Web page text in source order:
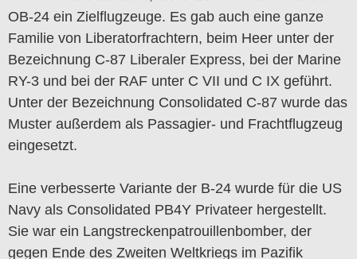
OB-24 ein Zielflugzeuge. Es gab auch eine ganze
Familie von Liberatorfrachtern, beim Heer unter der
Bezeichnung C-87 Liberaler Express, bei der Marine
RY-3 und bei der RAF unter C VII und C IX geführt.
Unter der Bezeichnung Consolidated C-87 wurde das
Muster außerdem als Passagier- und Frachtflugzeug
eingesetzt.
Eine verbesserte Variante der B-24 wurde für die US
Navy als Consolidated PB4Y Privateer hergestellt.
Sie war ein Langstreckenpatrouillenbomber, der
gegen Ende des Zweiten Weltkriegs im Pazifik